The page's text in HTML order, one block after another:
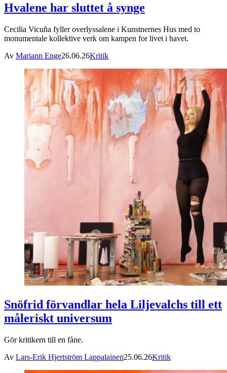
Hvalene har sluttet å synge
Cecilia Vicuña fyller overlyssalene i Kunstnernes Hus med to
monumentale kollektive verk om kampen for livet i havet.
Av Mariann Enge26.06.26Kritik
Snöfrid förvandlar hela Liljevalchs till ett
måleriskt universum
Gör kritikern till en fåne.
Av Lars-Erik Hjertström Lappalainen25.06.26Kritik